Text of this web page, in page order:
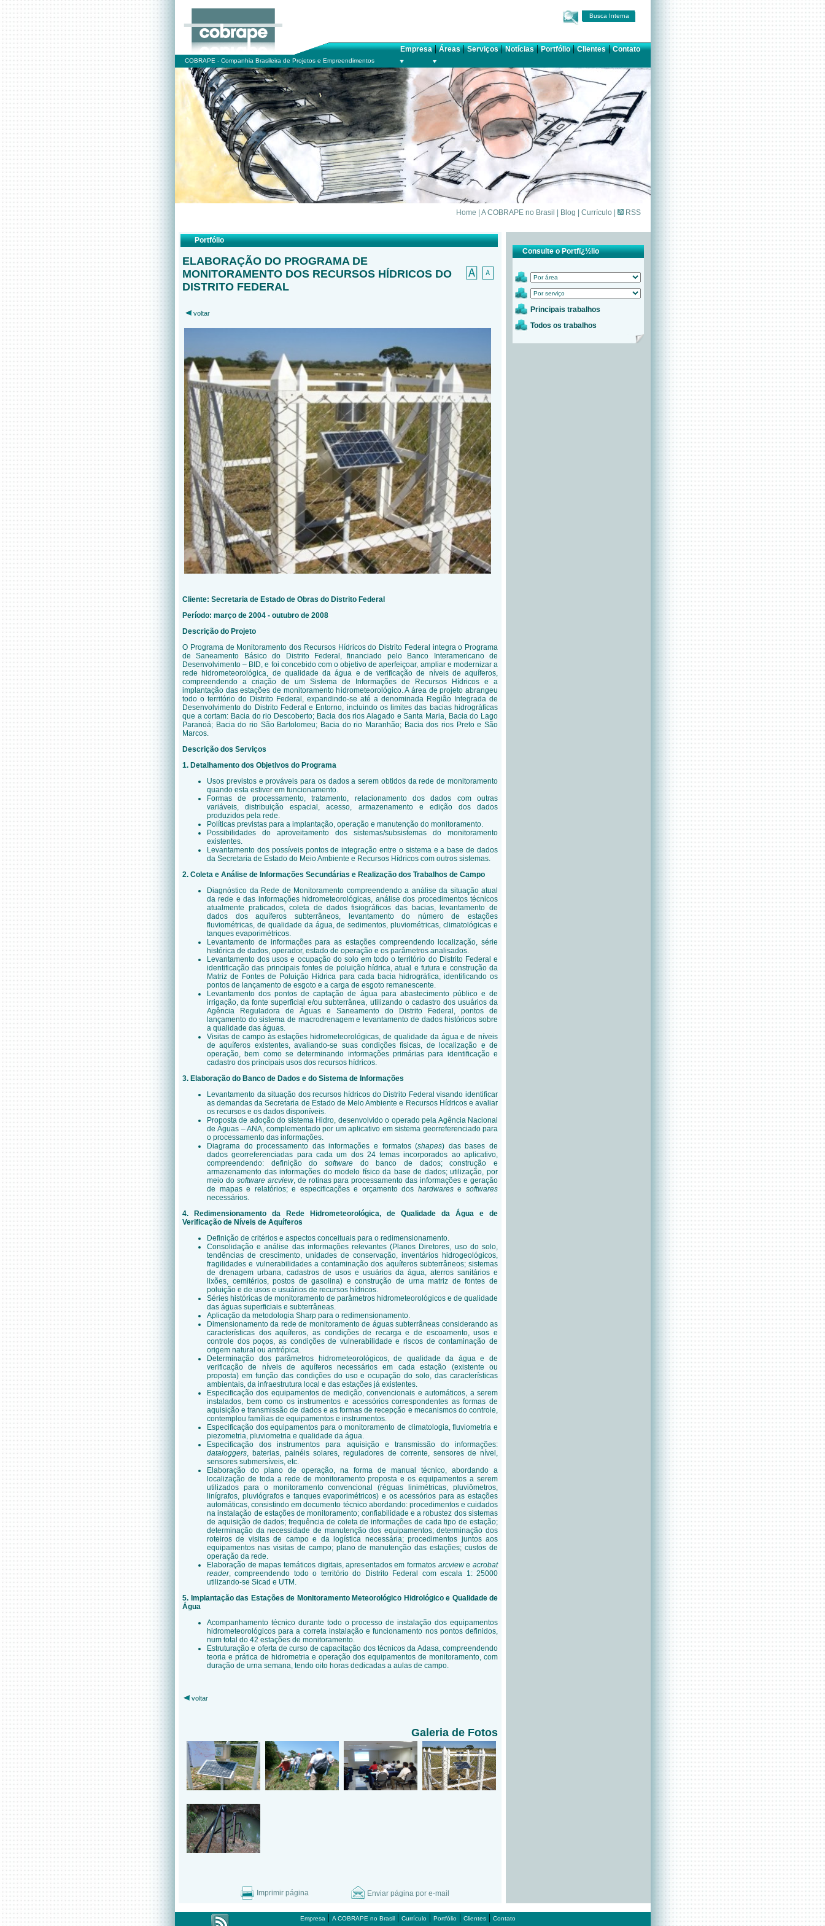
Busca Interna
Empresa|Áreas|Serviços|Notícias|Portfólio|Clientes|Contato
COBRAPE - Companhia Brasileira de Projetos e Empreendimentos
Home A COBRAPE no Brasil Blog Currículo RSS
Portfólio
ELABORAÇÃO DO PROGRAMA DE
MONITORAMENTO DOS RECURSOS HÍDRICOS DO
DISTRITO FEDERAL
voltar
Cliente: Secretaria de Estado de Obras do Distrito Federal
Período: março de 2004 - outubro de 2008
Descrição do Projeto
O Programa de Monitoramento dos Recursos Hídricos do Distrito Federal integra o Programa
de Saneamento Básico do Distrito Federal, financiado pelo Banco Interamericano de
Desenvolvimento – BID, e foi concebido com o objetivo de aperfeiçoar, ampliar e modernizar a
rede hidrometeorológica, de qualidade da água e de verificação de níveis de aquíferos,
compreendendo a criação de um Sistema de Informações de Recursos Hídricos e a
implantação das estações de monitoramento hidrometeorológico. A área de projeto abrangeu
todo o território do Distrito Federal, expandindo-se até a denominada Região Integrada de
Desenvolvimento do Distrito Federal e Entorno, incluindo os limites das bacias hidrográficas
que a cortam: Bacia do rio Descoberto; Bacia dos rios Alagado e Santa Maria, Bacia do Lago
Paranoá; Bacia do rio São Bartolomeu; Bacia do rio Maranhão; Bacia dos rios Preto e São
Marcos.
Descrição dos Serviços
1. Detalhamento dos Objetivos do Programa
Usos previstos e prováveis para os dados a serem obtidos da rede de monitoramento
quando esta estiver em funcionamento.
Formas de processamento, tratamento, relacionamento dos dados com outras
variáveis, distribuição espacial, acesso, armazenamento e edição dos dados
produzidos pela rede.
Políticas previstas para a implantação, operação e manutenção do monitoramento.
Possibilidades do aproveitamento dos sistemas/subsistemas do monitoramento
existentes.
Levantamento dos possíveis pontos de integração entre o sistema e a base de dados
da Secretaria de Estado do Meio Ambiente e Recursos Hídricos com outros sistemas.
2. Coleta e Análise de Informações Secundárias e Realização dos Trabalhos de Campo
Diagnóstico da Rede de Monitoramento compreendendo a análise da situação atual
da rede e das informações hidrometeorológicas, análise dos procedimentos técnicos
atualmente praticados, coleta de dados fisiográficos das bacias, levantamento de
dados dos aquíferos subterrâneos, levantamento do número de estações
fluviométricas, de qualidade da água, de sedimentos, pluviométricas, climatológicas e
tanques evaporimétricos.
Levantamento de informações para as estações compreendendo localização, série
histórica de dados, operador, estado de operação e os parâmetros analisados.
Levantamento dos usos e ocupação do solo em todo o território do Distrito Federal e
identificação das principais fontes de poluição hídrica, atual e futura e construção da
Matriz de Fontes de Poluição Hídrica para cada bacia hidrográfica, identificando os
pontos de lançamento de esgoto e a carga de esgoto remanescente.
Levantamento dos pontos de captação de água para abastecimento público e de
irrigação, da fonte superficial e/ou subterrânea, utilizando o cadastro dos usuários da
Agência Reguladora de Águas e Saneamento do Distrito Federal, pontos de
lançamento do sistema de rnacrodrenagem e levantamento de dados históricos sobre
a qualidade das águas.
Visitas de campo às estações hidrometeorológicas, de qualidade da água e de níveis
de aquíferos existentes, avaliando-se suas condições físicas, de localização e de
operação, bem como se determinando informações primárias para identificação e
cadastro dos principais usos dos recursos hídricos.
3. Elaboração do Banco de Dados e do Sistema de Informações
Levantamento da situação dos recursos hídricos do Distrito Federal visando identificar
as demandas da Secretaria de Estado de Melo Ambiente e Recursos Hídricos e avaliar
os recursos e os dados disponíveis.
Proposta de adoção do sistema Hidro, desenvolvido o operado pela Agência Nacional
de Águas – ANA, complementado por um aplicativo em sistema georreferenciado para
o processamento das informações.
Diagrama do processamento das informações e formatos (shapes) das bases de
dados georreferenciadas para cada um dos 24 temas incorporados ao aplicativo,
compreendendo: definição do software do banco de dados; construção e
armazenamento das informações do modelo físico da base de dados; utilização, por
meio do software arcview, de rotinas para processamento das informações e geração
de mapas e relatórios; e especificações e orçamento dos hardwaresesoftwares
necessários.
4. Redimensionamento da Rede Hidrometeorológica, de Qualidade da Água e de
Verificação de Níveis de Aquíferos
Definição de critérios e aspectos conceituais para o redimensionamento.
Consolidação e análise das informações relevantes (Planos Diretores, uso do solo,
tendências de crescimento, unidades de conservação, inventários hidrogeológicos,
fragilidades e vulnerabilidades a contaminação dos aquíferos subterrâneos; sistemas
de drenagem urbana, cadastros de usos e usuários da água, aterros sanitários e
lixões, cemitérios, postos de gasolina) e construção de urna matriz de fontes de
poluição e de usos e usuários de recursos hídricos.
Séries históricas de monitoramento de parâmetros hidrometeorológicos e de qualidade
das águas superficiais e subterrâneas.
Aplicação da metodologia Sharp para o redimensionamento.
Dimensionamento da rede de monitoramento de águas subterrâneas considerando as
características dos aquíferos, as condições de recarga e de escoamento, usos e
controle dos poços, as condições de vulnerabilidade e riscos de contaminação de
origem natural ou antrópica.
Determinação dos parâmetros hidrometeorológicos, de qualidade da água e de
verificação de níveis de aquíferos necessários em cada estação (existente ou
proposta) em função das condições do uso e ocupação do solo, das características
ambientais, da infraestrutura local e das estações já existentes.
Especificação dos equipamentos de medição, convencionais e automáticos, a serem
instalados, bem como os instrumentos e acessórios correspondentes as formas de
aquisição e transmissão de dados e as formas de recepção e mecanismos do controle,
contemplou famílias de equipamentos e instrumentos.
Especificação dos equipamentos para o monitoramento de climatologia, fluviometria e
piezometria, pluviometria e qualidade da água.
Especificação dos instrumentos para aquisição e transmissão do informações:
dataloggers, baterias, painéis solares, reguladores de corrente, sensores de nível,
sensores submersíveis, etc.
Elaboração do plano de operação, na forma de manual técnico, abordando a
localização de toda a rede de monitoramento proposta e os equipamentos a serem
utilizados para o monitoramento convencional (réguas linimétricas, pluviômetros,
linígrafos, pluviógrafos e tanques evaporimétricos) e os acessórios para as estações
automáticas, consistindo em documento técnico abordando: procedimentos e cuidados
na instalação de estações de monitoramento; confiabilidade e a robustez dos sistemas
de aquisição de dados; frequência de coleta de informações de cada tipo de estação;
determinação da necessidade de manutenção dos equipamentos; determinação dos
roteiros de visitas de campo e da logística necessária; procedimentos juntos aos
equipamentos nas visitas de campo; plano de manutenção das estações; custos de
operação da rede.
Elaboração de mapas temáticos digitais, apresentados em formatos arcvieweacrobat
reader, compreendendo todo o território do Distrito Federal com escala 1: 25000
utilizando-se Sicad e UTM.
5. Implantação das Estações de Monitoramento Meteorológico Hidrológico e Qualidade de
Água
Acompanhamento técnico durante todo o processo de instalação dos equipamentos
hidrometeorológicos para a correta instalação e funcionamento nos pontos definidos,
num total do 42 estações de monitoramento.
Estruturação e oferta de curso de capacitação dos técnicos da Adasa, compreendendo
teoria e prática de hidrometria e operação dos equipamentos de monitoramento, com
duração de urna semana, tendo oito horas dedicadas a aulas de campo.
voltar
Galeria de Fotos
Imprimir página Enviar página por e-mail
Consulte o Portfï¿½lio
Principais trabalhos
Todos os trabalhos
Empresa | A COBRAPE no Brasil| Currículo| Portfólio| Clientes| Contato